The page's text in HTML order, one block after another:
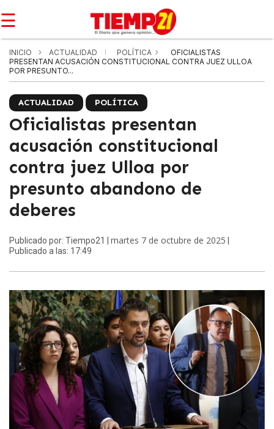
☰
INICIO ACTUALIDAD POLÍTICA
OFICIALISTAS
PRESENTAN ACUSACIÓN CONSTITUCIONAL CONTRA JUEZ ULLOA
POR PRESUNTO...
ACTUALIDAD POLÍTICA
Oficialistas presentan
acusación constitucional
contra juez Ulloa por
presunto abandono de
deberes
Publicado por: Tiempo21 | martes 7 de octubre de 2025
Publicado a las: 17:49